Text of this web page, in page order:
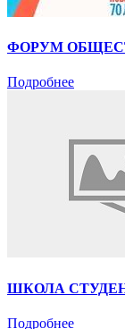
ФОРУМ
Подробнее
ШКОЛА
Подробнее